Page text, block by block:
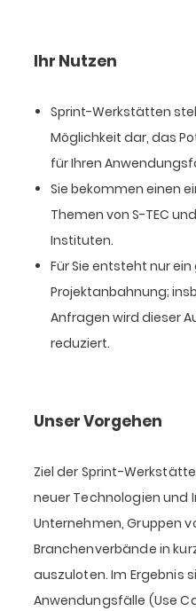
Ihr Nutzen
Sprint-Werkstätten
Möglichkeit dar, das
für Ihren
Sie bekommen einen
Themen von S-TEC
Instituten.
Für Sie entsteht nur
Projektanbahnung;
Anfragen wird dieser
reduziert.
Unser Vorgehen
Ziel der Sprint-
neuer Technologien
Unternehmen, Gruppen
Branchenverbände in
auszuloten. Im Ergebnis
Anwendungsfälle (Use